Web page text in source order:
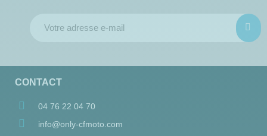
CONTACT
04 76 22 04 70
info@only-cfmoto.com